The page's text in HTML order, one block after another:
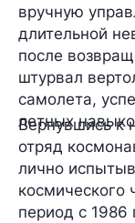
вручную
длительной
после
штурвал
самолета,
летных
Вернувшись к
отряд
лично
период с 1986